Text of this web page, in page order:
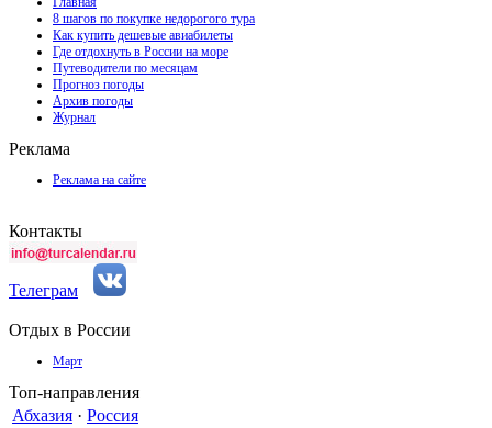
8 шагов по покупке недорогого тура
Как купить дешевые авиабилеты
Где отдохнуть в России на море
Путеводители по месяцам
Прогноз погоды
Архив погоды
Журнал
Реклама
Реклама на сайте
Контакты
Телеграм
Отдых в России
Март
Топ-направления
Абхазия · Россия